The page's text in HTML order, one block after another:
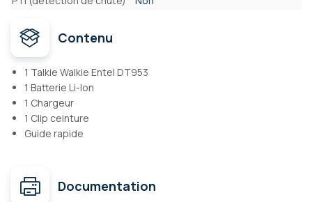
Contenu
1 Talkie Walkie Entel DT953
1 Batterie Li-Ion
1 Chargeur
1 Clip ceinture
Guide rapide
Documentation